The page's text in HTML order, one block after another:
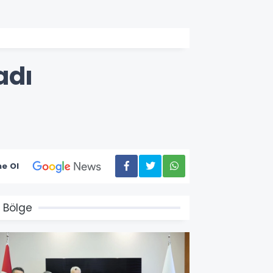
Ol
Bölge